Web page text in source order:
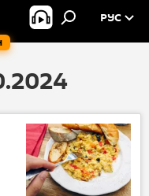
РУС